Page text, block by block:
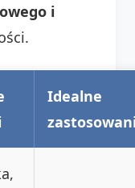
i
Idealne